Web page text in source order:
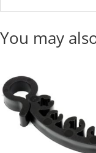
You may